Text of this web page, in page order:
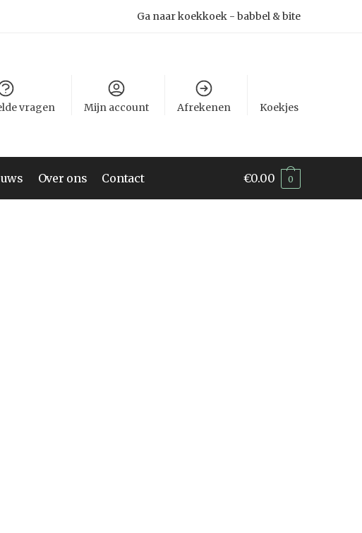
Ga naar koekkoek - babbel & bite
vragen Mijn account Afrekenen Koekjes
Over ons Contact €0.00 0